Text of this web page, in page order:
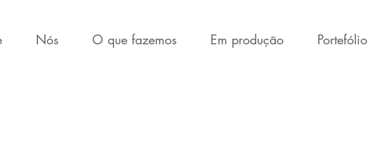
Nós O que fazemos Em produção Portefólio